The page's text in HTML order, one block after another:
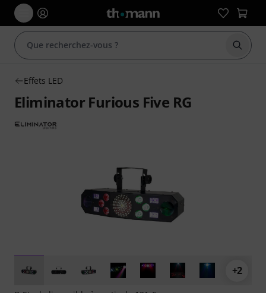
Effets LED
Eliminator Furious Five RG
+2